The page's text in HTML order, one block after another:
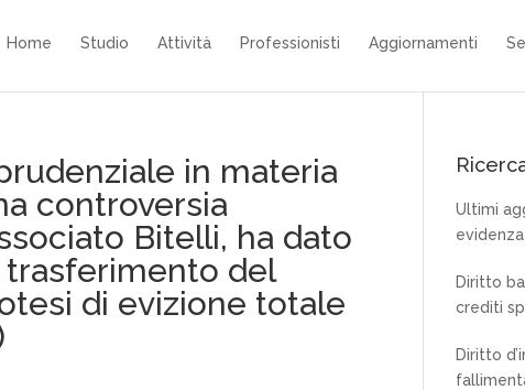
Home Studio Attività Professionisti Aggiornamenti
in materia
controversia
Bitelli, ha dato
trasferimento del
di evizione totale
Ultimi
evidenza
Diritto
crediti
Diritto